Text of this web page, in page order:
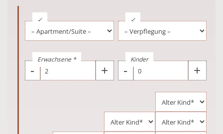
✓ ✓
Erwachsene *
- +
Kinder
- +